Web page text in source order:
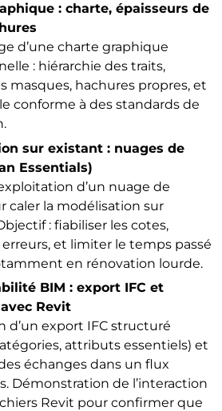
: charte, épaisseurs de
d’une charte graphique
: hiérarchie des traits,
masques, hachures propres, et
conforme à des standards de
sur existant : nuages de
Essentials)
d’un nuage de
caler la modélisation sur
: fiabiliser les cotes,
et limiter le temps passé
en rénovation lourde.
BIM : export IFC et
Revit
d’un export IFC structuré
attributs essentiels) et
échanges dans un flux
Démonstration de l’interaction
Revit pour confirmer que